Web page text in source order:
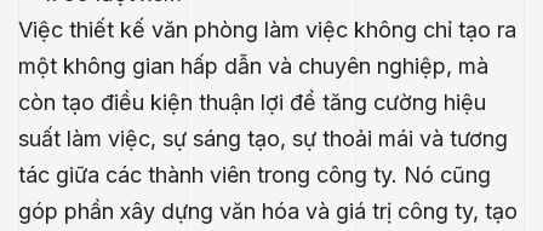
Việc thiết kế văn phòng làm việc không chỉ tạo ra
một không gian hấp dẫn và chuyên nghiệp, mà
còn tạo điều kiện thuận lợi để tăng cường hiệu
suất làm việc, sự sáng tạo, sự thoải mái và tương
tác giữa các thành viên trong công ty. Nó cũng
góp phần xây dựng văn hóa và giá trị công ty, tạo